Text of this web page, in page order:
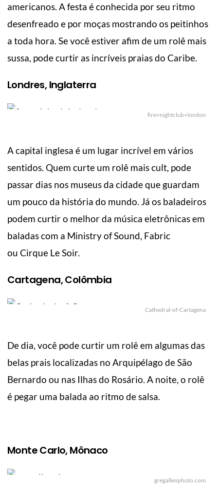
americanos. A festa é conhecida por seu ritmo
desenfreado e por moças mostrando os peitinhos
a toda hora. Se você estiver afim de um rolê mais
sussa, pode curtir as incríveis praias do Caribe.
Londres, Inglaterra
fire+nightclub+london
A capital inglesa é um lugar incrível em vários
sentidos. Quem curte um rolê mais cult, pode
passar dias nos museus da cidade que guardam
um pouco da história do mundo. Já os baladeiros
podem curtir o melhor da música eletrônicas em
baladas com a Ministry of Sound, Fabric
ou Cirque Le Soir.
Cartagena, Colômbia
Cathedral-of-Cartagena
De dia, você pode curtir um rolê em algumas das
belas prais localizadas no Arquipélago de São
Bernardo ou nas Ilhas do Rosário. A noite, o rolê
é pegar uma balada ao ritmo de salsa.
Monte Carlo, Mônaco
gregallenphoto.com